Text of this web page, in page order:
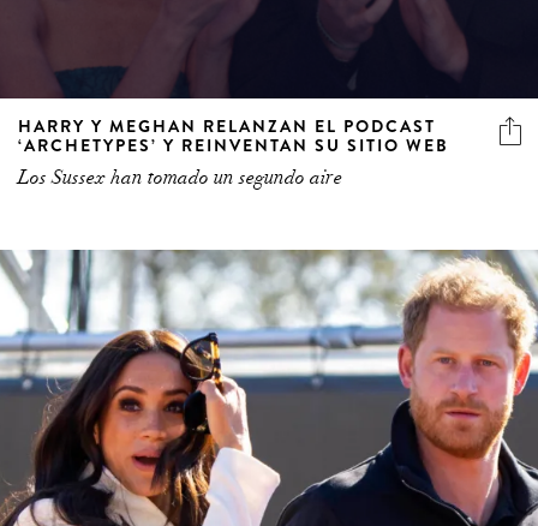
HARRY Y MEGHAN RELANZAN EL PODCAST
‘ARCHETYPES’ Y REINVENTAN SU SITIO WEB
Los Sussex han tomado un segundo aire